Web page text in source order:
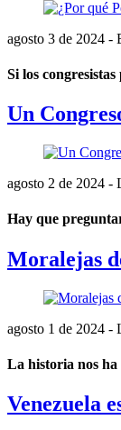
agosto 3 de 2024 -
Si los
Un
agosto 2 de 2024 -
Hay que
Moralejas
agosto 1 de 2024 -
La historia nos ha
Venezuela